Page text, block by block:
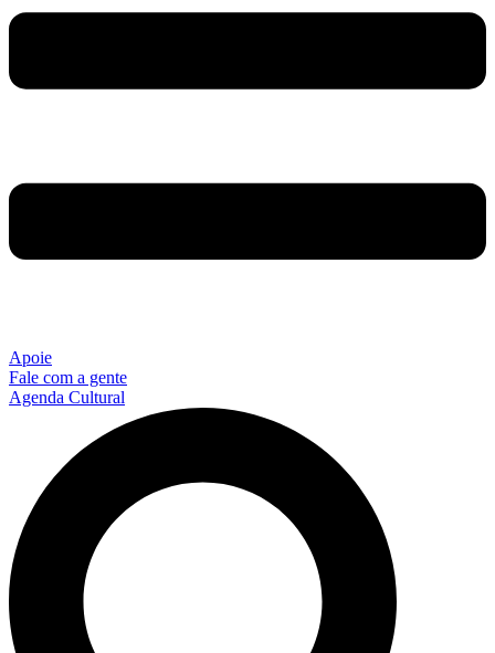
Apoie
Fale com a gente
Agenda Cultural